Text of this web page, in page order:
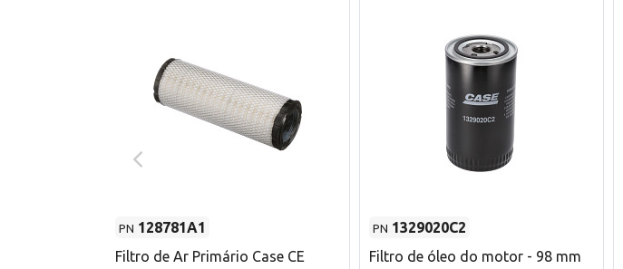
PN 128781A1
Filtro de Ar Primário Case CE
PN 1329020C2
Filtro de óleo do motor - 98 mm